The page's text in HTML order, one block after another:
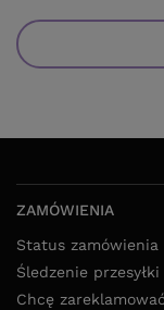
ZAMÓWIENIA
Status zamówienia
Śledzenie przesyłki
Chcę